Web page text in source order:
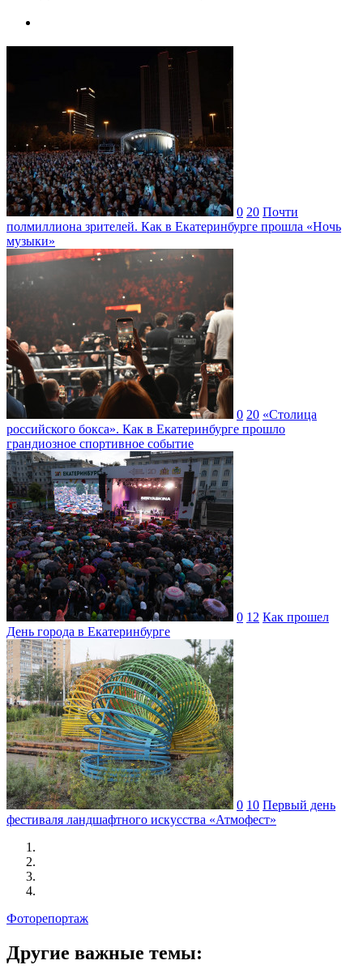
0 20 Почти
полмиллиона зрителей. Как в Екатеринбурге прошла «Ночь
музыки»
0 20 «Столица
российского бокса». Как в Екатеринбурге прошло
грандиозное спортивное событие
0 12 Как прошел
День города в Екатеринбурге
0 10 Первый день
фестиваля ландшафтного искусства «Атмофест»
Фоторепортаж
Другие важные темы: